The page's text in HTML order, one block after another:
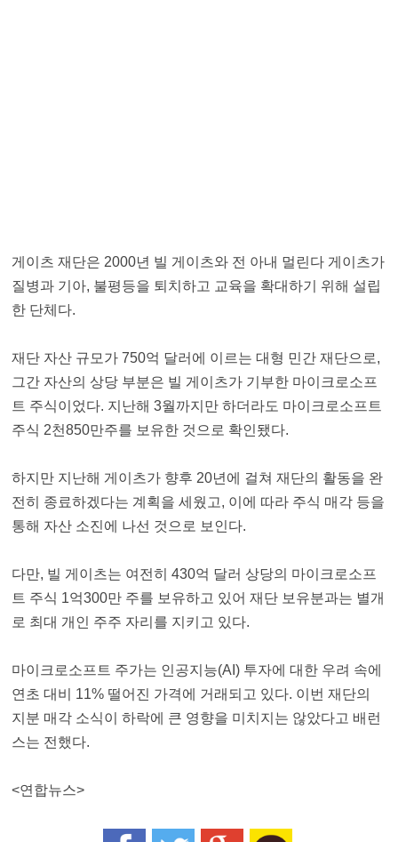
게이츠 재단은 2000년 빌 게이츠와 전 아내 멀린다 게이츠가
질병과 기아, 불평등을 퇴치하고 교육을 확대하기 위해 설립
한 단체다.
재단 자산 규모가 750억 달러에 이르는 대형 민간 재단으로,
그간 자산의 상당 부분은 빌 게이츠가 기부한 마이크로소프
트 주식이었다. 지난해 3월까지만 하더라도 마이크로소프트
주식 2천850만주를 보유한 것으로 확인됐다.
하지만 지난해 게이츠가 향후 20년에 걸쳐 재단의 활동을 완
전히 종료하겠다는 계획을 세웠고, 이에 따라 주식 매각 등을
통해 자산 소진에 나선 것으로 보인다.
다만, 빌 게이츠는 여전히 430억 달러 상당의 마이크로소프
트 주식 1억300만 주를 보유하고 있어 재단 보유분과는 별개
로 최대 개인 주주 자리를 지키고 있다.
마이크로소프트 주가는 인공지능(AI) 투자에 대한 우려 속에
연초 대비 11% 떨어진 가격에 거래되고 있다. 이번 재단의
지분 매각 소식이 하락에 큰 영향을 미치지는 않았다고 배런
스는 전했다.
<연합뉴스>